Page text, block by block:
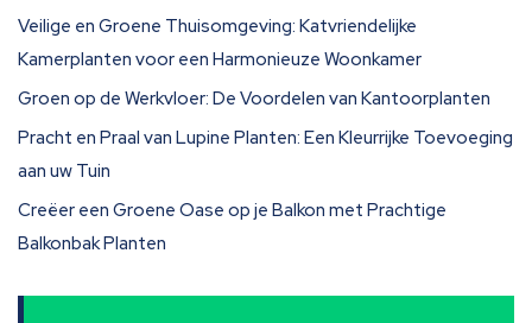
Veilige en Groene Thuisomgeving: Katvriendelijke
Kamerplanten voor een Harmonieuze Woonkamer
Groen op de Werkvloer: De Voordelen van Kantoorplanten
Pracht en Praal van Lupine Planten: Een Kleurrijke Toevoeging
aan uw Tuin
Creëer een Groene Oase op je Balkon met Prachtige
Balkonbak Planten